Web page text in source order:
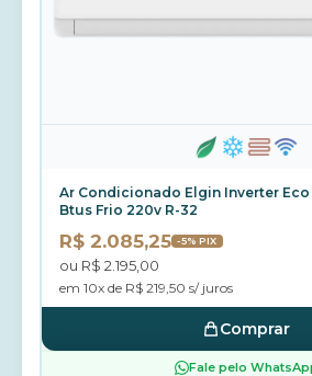
Ar Condicionado Elgin Inverter Eco
Btus Frio 220v R-32
R$ 2.085,25 -5% PIX
ou R$ 2.195,00
em 10x de R$ 219,50 s/ juros
Comprar
Fale pelo